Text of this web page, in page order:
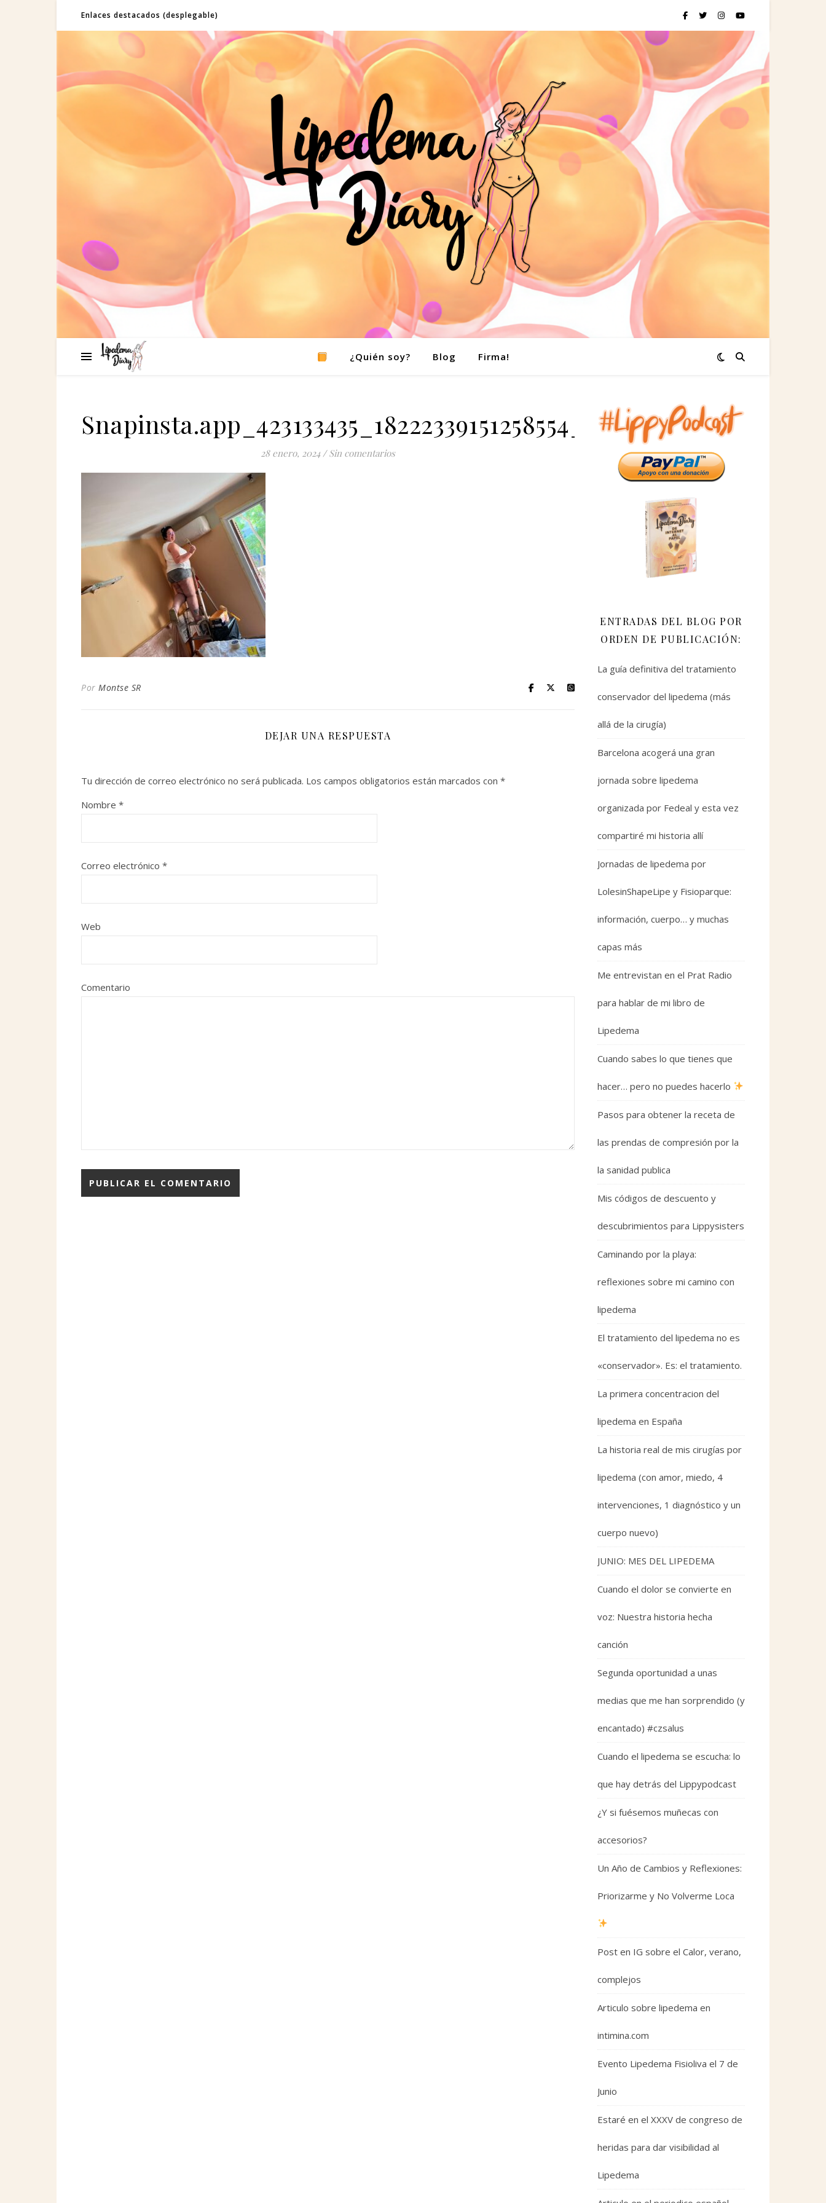
Enlaces destacados (desplegable)
¿Quién soy? Blog Firma!
28 enero, 2024 / Sin comentarios
Por Montse SR
DEJAR UNA RESPUESTA
Tu dirección de correo electrónico no será publicada. Los campos obligatorios están marcados con *
Nombre *
Correo electrónico *
Web
Comentario
ENTRADAS DEL BLOG POR
ORDEN DE PUBLICACIÓN:
La guía definitiva del tratamiento
conservador del lipedema (más
allá de la cirugía)
Barcelona acogerá una gran
jornada sobre lipedema
organizada por Fedeal y esta vez
compartiré mi historia allí
Jornadas de lipedema por
LolesinShapeLipe y Fisioparque:
información, cuerpo… y muchas
capas más
Me entrevistan en el Prat Radio
para hablar de mi libro de
Lipedema
Cuando sabes lo que tienes que
hacer… pero no puedes hacerlo
Pasos para obtener la receta de
las prendas de compresión por la
la sanidad publica
Mis códigos de descuento y
descubrimientos para Lippysisters
Caminando por la playa:
reflexiones sobre mi camino con
lipedema
El tratamiento del lipedema no es
«conservador». Es: el tratamiento.
La primera concentracion del
lipedema en España
La historia real de mis cirugías por
lipedema (con amor, miedo, 4
intervenciones, 1 diagnóstico y un
cuerpo nuevo)
JUNIO: MES DEL LIPEDEMA
Cuando el dolor se convierte en
voz: Nuestra historia hecha
canción
Segunda oportunidad a unas
medias que me han sorprendido (y
encantado) #czsalus
Cuando el lipedema se escucha: lo
que hay detrás del Lippypodcast
¿Y si fuésemos muñecas con
accesorios?
Un Año de Cambios y Reflexiones:
Priorizarme y No Volverme Loca
Post en IG sobre el Calor, verano,
complejos
Articulo sobre lipedema en
intimina.com
Evento Lipedema Fisioliva el 7 de
Junio
Estaré en el XXXV de congreso de
heridas para dar visibilidad al
Lipedema